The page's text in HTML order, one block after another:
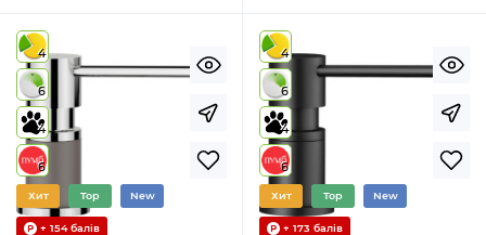
4
6
4
6
Хит Top New
+ 154 балів
4
6
4
6
Хит Top New
+ 173 балів